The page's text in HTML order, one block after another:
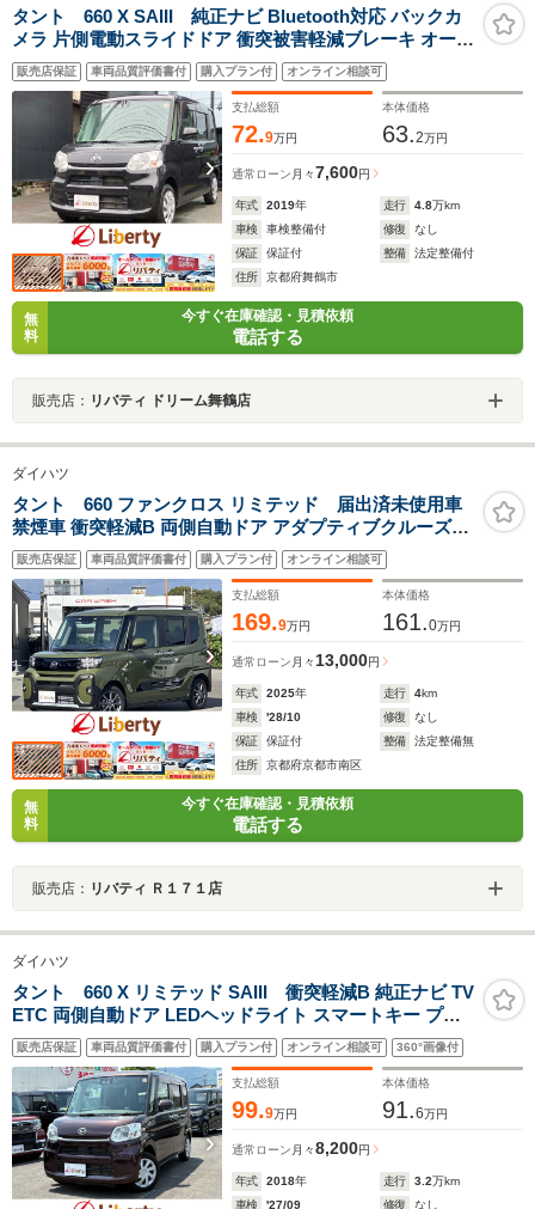
タント 660 X SAIII 純正ナビ Bluetooth対応 バックカ
メラ 片側電動スライドドア 衝突被害軽減ブレーキ オート
ハイビーム シートヒーター スマートキー アイドリングス
トップ 横滑り防止 マニュアルレベリング 電動格納式ミラ
ー
販売店保証 車両品質評価書付 購入プラン付 オンライン相談可
支払総額
72.9万円
本体価格
63.2万円
通常ローン 月々7,600円
年式 2019年 走行 4.8万km
車検
車検整備付 修復
なし
保証
保証付 整備
法定整備付
住所
京都府舞鶴市
無
料
今すぐ在庫確認・見積依頼
電話する
販売店： リバティ ドリーム舞鶴店
ダイハツ
タント 660 ファンクロス リミテッド 届出済未使用車
禁煙車 衝突軽減B 両側自動ドア アダプティブクルーズコ
ントロール 電子パーキング 前席シートヒーター LEDヘッ
ドライト スマートキー プッシュスタート 障害物センサー
純正アルミホイール
販売店保証 車両品質評価書付 購入プラン付 オンライン相談可
支払総額
169.9万円
本体価格
161.0万円
通常ローン 月々 13,000円
年式 2025年 走行 4km
車検
'28/10 修復
なし
保証
保証付 整備
法定整備無
住所
京都府京都市南区
無
料
今すぐ在庫確認・見積依頼
電話する
販売店： リバティ Ｒ１７１店
ダイハツ
タント 660 X リミテッド SAIII 衝突軽減B 純正ナビ TV
ETC 両側自動ドア LEDヘッドライト スマートキー プッ
シュスタート アイドリングストップ 運転席シートヒータ
ー オートハイビーム 電動格納ミラー オートエアコン
販売店保証 車両品質評価書付 購入プラン付 オンライン相談可 360°画像付
支払総額
99.9万円
本体価格
91.6万円
通常ローン 月々8,200円
年式 2018年 走行 3.2万km
車検
'27/09 修復
なし